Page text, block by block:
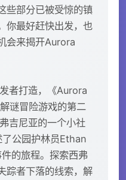
些部分已被受惊的镇
你最好赶快出发，也
会来揭开Aurora
者打造，《Aurora
谜冒险游戏的第二
吉尼亚的一个小社
公园护林员Ethan
的旅程。探索西弗
踪者下落的线索，解